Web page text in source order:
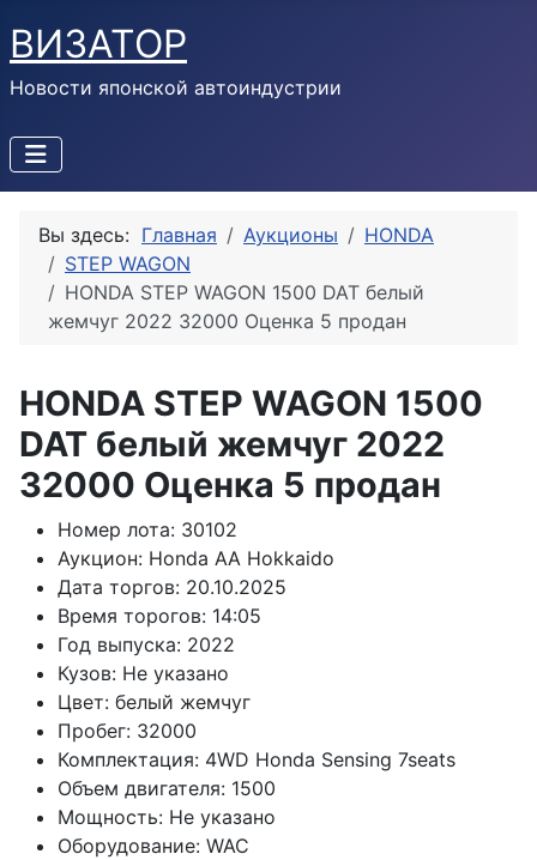
ВИЗАТОР
Новости японской автоиндустрии
Вы здесь: Главная Аукционы
HONDA
STEP WAGON
HONDA STEP WAGON 1500 DAT белый
жемчуг 2022 32000 Оценка 5 продан
HONDA STEP WAGON 1500
DAT белый жемчуг 2022
32000 Оценка 5 продан
Номер лота: 30102
Аукцион: Honda AA Hokkaido
Дата торгов: 20.10.2025
Время торогов: 14:05
Год выпуска: 2022
Кузов: Не указано
Цвет: белый жемчуг
Пробег: 32000
Комплектация: 4WD Honda Sensing 7seats
Объем двигателя: 1500
Мощность: Не указано
Оборудование: WAC